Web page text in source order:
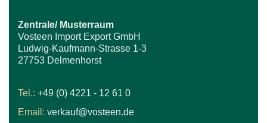
Zentrale/ Musterraum
Vosteen Import Export GmbH
Ludwig-Kaufmann-Strasse 1-3
27753 Delmenhorst
Tel.: +49 (0) 4221 - 12 61 0
Email: verkauf@vosteen.de